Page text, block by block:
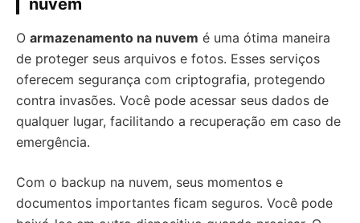
nuvem
O armazenamento na nuvem é uma ótima maneira
de proteger seus arquivos e fotos. Esses serviços
oferecem segurança com criptografia, protegendo
contra invasões. Você pode acessar seus dados de
qualquer lugar, facilitando a recuperação em caso de
emergência.
Com o backup na nuvem, seus momentos e
documentos importantes ficam seguros. Você pode